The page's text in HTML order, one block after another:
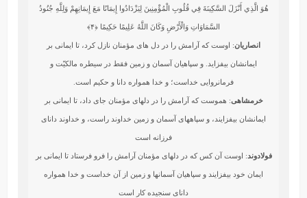
هُوَ الَّذِي أَنْزَلَ السَّكِينَةَ فِي قُلُوبِ الْمُؤْمِنِينَ لِيَزْدَادُوا إِيمَانًا مَعَ إِيمَانِهِمْ وَلِلَّهِ جُنُودُ
السَّمَاوَاتِ وَالْأَرْضِ وَكَانَ اللَّهُ عَلِيمًا حَكِيمًا ﴿۴﴾
انصاریان: اوست که آرامش را در دل های مؤمنان نازل کرد، تا ایمانی بر
ایمانشان بیفزاید. و سپاهیان آسمان و زمین فقط در سیطره مالکیّت و
فرمانروایی خداست؛ و خدا همواره دانا و حکیم است.
خرمشاهی: هموست كه آرامش را در دلهاى مؤمنان جاى داد، تا ايمانى بر
ايمانشان بيفزايند، و سپاههاى آسمان و زمين خداوند راست، و خداوند داناى
فرزانه است‏
فولادوند: اوست آن كس كه در دلهاى مؤمنان آرامش را فرو فرستاد تا ايمانى بر
ايمان خود بيفزايند و سپاهيان آسمانها و زمين از آن خداست و خدا همواره
داناى سنجيده‏ كار است